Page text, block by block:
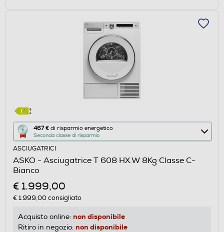
467 € di risparmio energetico
Seconda classe di risparmio
Questa
azione
aprirà
il
Calcolatore
di
risparmio
energetico
di
ASCIUGATRICI
ASKO - Asciugatrice T 608 HX.W 8Kg Classe C-
Bianco
€ 1.999,00
€ 1.999,00consigliato
Acquisto online: non disponibile
Ritiro in negozio: non disponibile